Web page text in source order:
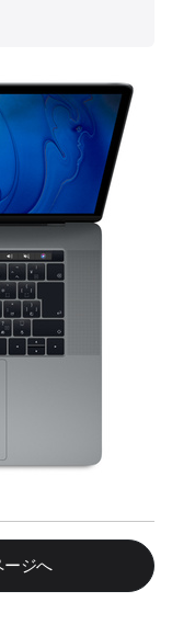
ジへ